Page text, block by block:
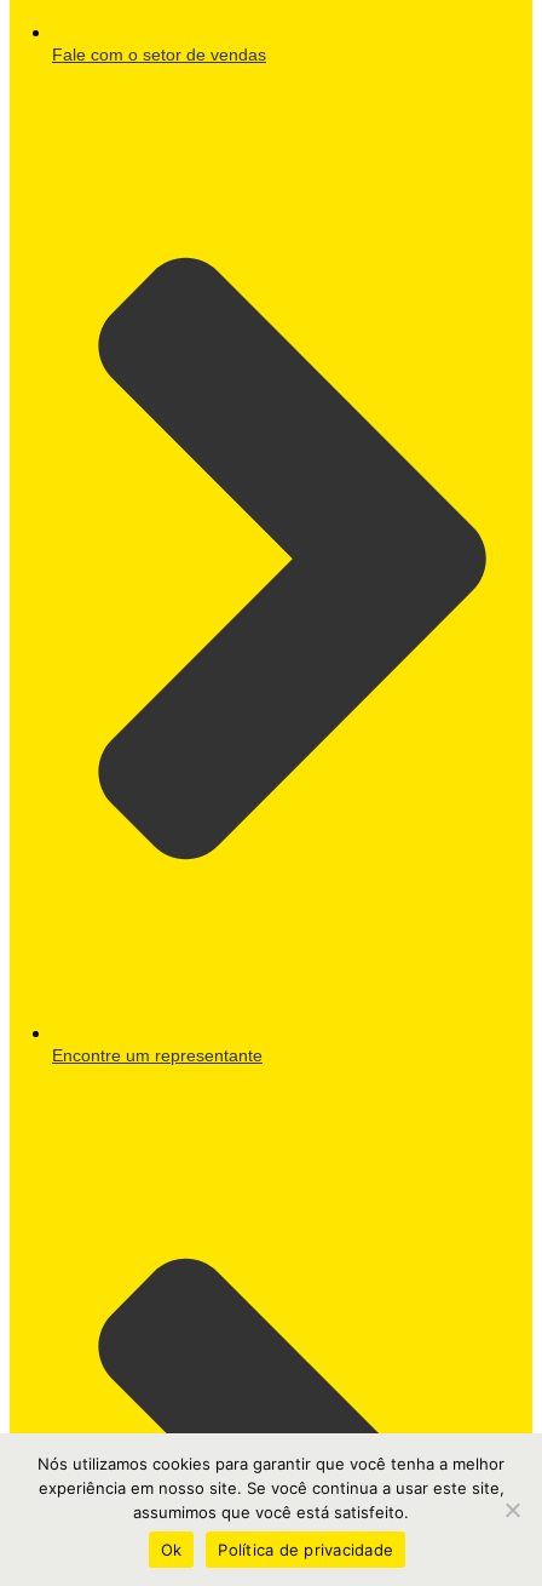
Fale com o setor de vendas
Encontre um representante
Nós utilizamos cookies para garantir que você tenha a melhor
experiência em nosso site. Se você continua a usar este site,
assumimos que você está satisfeito.
Ok
Política de privacidade